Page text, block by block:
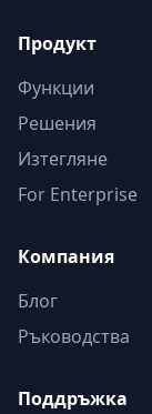
Продукт
Функции
Решения
Изтегляне
For Enterprise
Компания
Блог
Ръководства
Поддръжка